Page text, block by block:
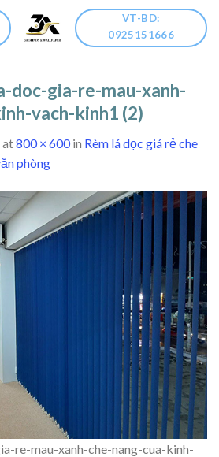
VT-BD:
0925151666
doc-gia-re-mau-xanh-
vach-kinh1 (2)
at800 × 600in Rèm lá dọc giá rẻ che
phòng
re-mau-xanh-che-nang-cua-kinh-